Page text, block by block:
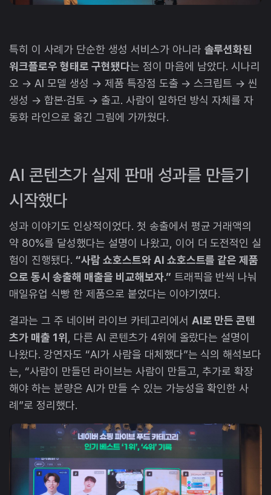
특히 이 사례가 단순한 생성 서비스가 아니라 솔루션화된
워크플로우 형태로 구현됐다는 점이 마음에 남았다. 시나리
오 → AI 모델 생성 → 제품 특장점 도출 → 스크립트 → 씬
생성 → 합본·검토 → 출고. 사람이 일하던 방식 자체를 자
동화 라인으로 옮긴 그림에 가까웠다.
AI 콘텐츠가 실제 판매 성과를 만들기
시작했다
성과 이야기도 인상적이었다. 첫 송출에서 평균 거래액의
약 80%를 달성했다는 설명이 나왔고, 이어 더 도전적인 실
험이 진행됐다. “사람 쇼호스트와 AI 쇼호스트를 같은 제품
으로 동시 송출해 매출을 비교해보자.” 트래픽을 반씩 나눠
매일유업 식빵 한 제품으로 붙었다는 이야기였다.
결과는 그 주 네이버 라이브 카테고리에서 AI로 만든 콘텐
츠가 매출 1위 , 다른 AI 콘텐츠가 4위에 올랐다는 설명이
나왔다. 강연자도 “AI가 사람을 대체했다”는 식의 해석보다
는, “사람이 만들던 라이브는 사람이 만들고, 추가로 확장
해야 하는 분량은 AI가 만들 수 있는 가능성을 확인한 사
례”로 정리했다.